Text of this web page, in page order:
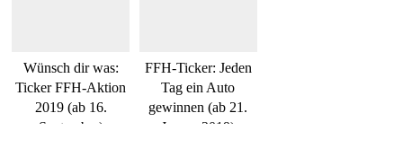
Wünsch dir was:
Ticker FFH-Aktion
2019 (ab 16.
September)
FFH-Ticker: Jeden
Tag ein Auto
gewinnen (ab 21.
Januar 2019)